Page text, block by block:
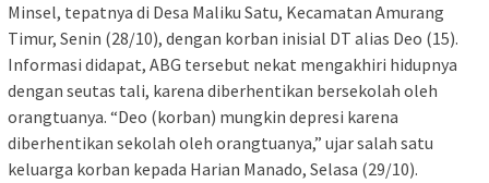
Minsel, tepatnya di Desa Maliku Satu, Kecamatan Amurang
Timur, Senin (28/10), dengan korban inisial DT alias Deo (15).
Informasi didapat, ABG tersebut nekat mengakhiri hidupnya
dengan seutas tali, karena diberhentikan bersekolah oleh
orangtuanya. “Deo (korban) mungkin depresi karena
diberhentikan sekolah oleh orangtuanya,” ujar salah satu
keluarga korban kepada Harian Manado, Selasa (29/10).